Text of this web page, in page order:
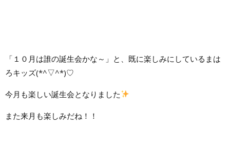
「１０月は誰の誕生会かな～」と、既に楽しみにしているまは
ろキッズ(*^▽^*)♡
今月も楽しい誕生会となりました
また来月も楽しみだね！！